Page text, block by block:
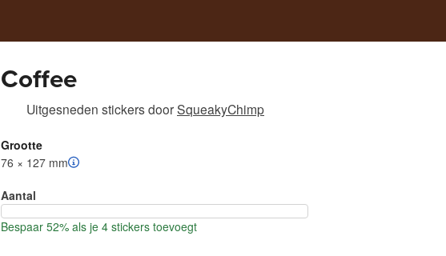
Coffee
Uitgesneden stickersdoorSqueakyChimp
Grootte
76 × 127 mm
Aantal
Bespaar 52% als je 4 stickers toevoegt